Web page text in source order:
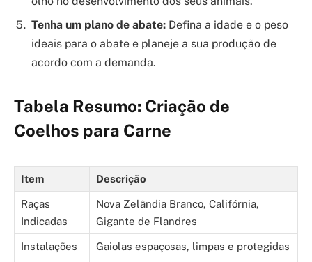
Tenha um plano de abate: Defina a idade e o peso
ideais para o abate e planeje a sua produção de
acordo com a demanda.
Tabela Resumo: Criação de
Coelhos para Carne
Item Descrição
Raças
Indicadas
Nova Zelândia Branco, Califórnia,
Gigante de Flandres
Instalações Gaiolas espaçosas, limpas e protegidas